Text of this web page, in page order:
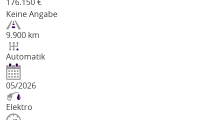
176.150 €
Keine Angabe
9.900 km
Automatik
05/2026
Elektro